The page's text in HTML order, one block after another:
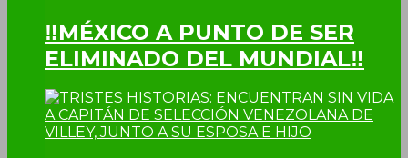
‼MÉXICO A PUNTO DE SER
ELIMINADO DEL MUNDIAL‼